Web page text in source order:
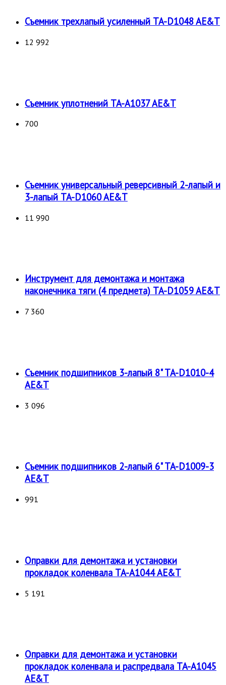
Съемник трехлапый усиленный TA-D1048 AE&T
12 992
Съемник уплотнений TA-A1037 AE&T
700
Съемник универсальный реверсивный 2-лапый и
3-лапый TA-D1060 AE&T
11 990
Инструмент для демонтажа и монтажа
наконечника тяги (4 предмета) TA-D1059 AE&T
7 360
Съемник подшипников 3-лапый 8" TA-D1010-4
AE&T
3 096
Съемник подшипников 2-лапый 6" TA-D1009-3
AE&T
991
Оправки для демонтажа и установки
прокладок коленвала TA-A1044 AE&T
5 191
Оправки для демонтажа и установки
прокладок коленвала и распредвала TA-A1045
AE&T